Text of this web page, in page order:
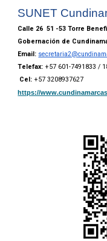
SUNET
Calle 26 51 -53 Torre
Gobernación de
Email:
Telefax: +57 601-7491833 /
Cel: +57 3208937627
https://